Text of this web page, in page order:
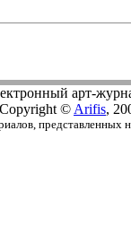
арт-
Copyright © Arifis,
представленных